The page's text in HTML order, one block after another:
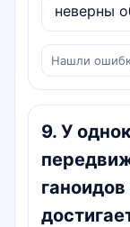
неверны
Нашли
9. У